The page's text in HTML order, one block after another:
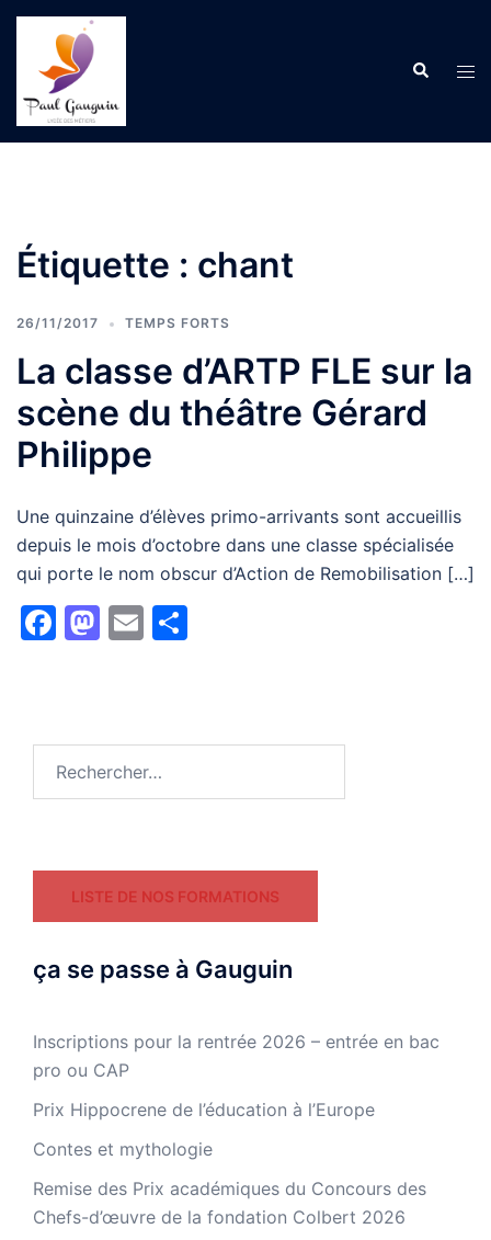
Aller
contenu
Étiquette : chant
26/11/2017 TEMPS FORTS
La classe d’ARTP FLE sur la
scène du théâtre Gérard
Philippe
Une quinzaine d’élèves primo-arrivants sont accueillis
depuis le mois d’octobre dans une classe spécialisée
qui porte le nom obscur d’Action de Remobilisation […]
Facebook
Mastodon
Email
LISTE DE NOS FORMATIONS
ça se passe à Gauguin
Inscriptions pour la rentrée 2026 – entrée en bac
pro ou CAP
Prix Hippocrene de l’éducation à l’Europe
Contes et mythologie
Remise des Prix académiques du Concours des
Chefs-d’œuvre de la fondation Colbert 2026